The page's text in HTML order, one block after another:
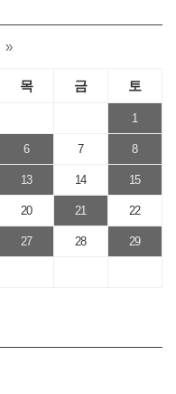
»
목 금 토
1
6 7 8
13 14 15
20 21 22
27 28 29